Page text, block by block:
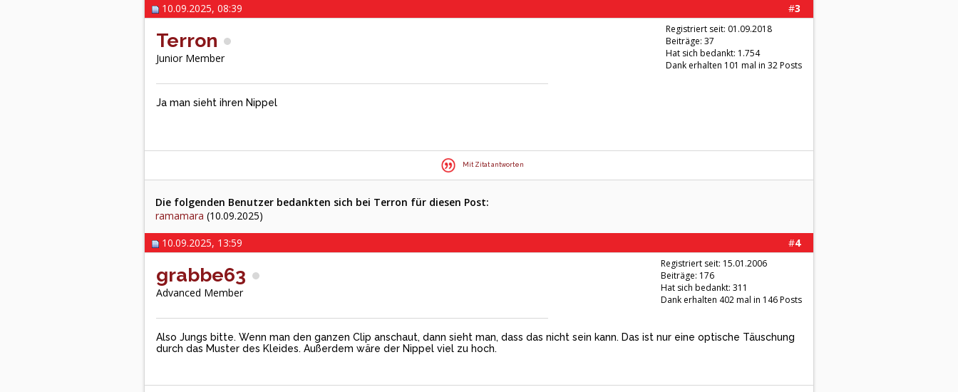
#3
10.09.2025, 08:39
Terron
Junior Member
Registriert seit: 01.09.2018
Beiträge: 37
Hat sich bedankt: 1.754
Dank erhalten 101 mal in 32 Posts
Ja man sieht ihren Nippel
Mit Zitat antworten
Die folgenden Benutzer bedankten sich bei Terron für diesen Post:
ramamara (10.09.2025)
#4
10.09.2025, 13:59
grabbe63
Advanced Member
Registriert seit: 15.01.2006
Beiträge: 176
Hat sich bedankt: 311
Dank erhalten 402 mal in 146 Posts
Also Jungs bitte. Wenn man den ganzen Clip anschaut, dann sieht man, dass das nicht sein kann. Das ist nur eine optische Täuschung
durch das Muster des Kleides. Außerdem wäre der Nippel viel zu hoch.